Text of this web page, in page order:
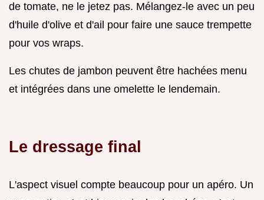
de tomate, ne le jetez pas. Mélangez-le avec un peu
d'huile d'olive et d'ail pour faire une sauce trempette
pour vos wraps.
Les chutes de jambon peuvent être hachées menu
et intégrées dans une omelette le lendemain.
Le dressage final
L'aspect visuel compte beaucoup pour un apéro. Un